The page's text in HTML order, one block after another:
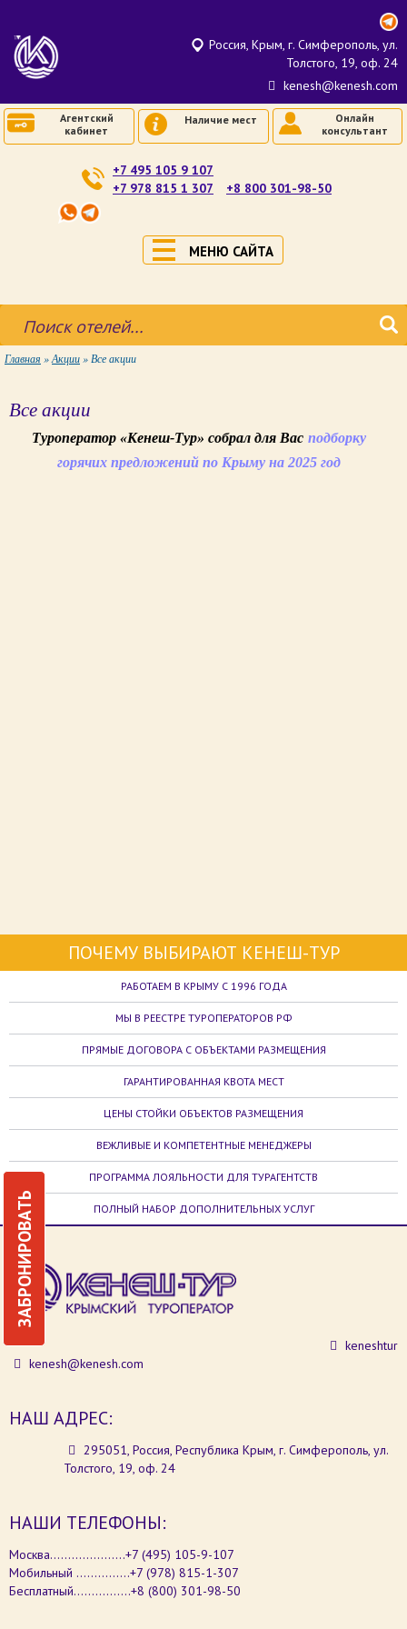
Россия, Крым, г. Симферополь, ул.
Толстого, 19, оф. 24
kenesh@kenesh.com
Агентский
кабинет
Наличие мест
Онлайн
консультант
+7 495 105 9 107
+7 978 815 1 307
+8 800 301-98-50
МЕНЮ САЙТА
Главная »Акции » Все акции
ЗАБРОНИРОВАТЬ
Все акции
Туроператор «Кенеш-Тур» собрал для Вас подборку
горячих предложений по Крыму на 2025 год
ПОЧЕМУ ВЫБИРАЮТ КЕНЕШ-ТУР
РАБОТАЕМ В КРЫМУ С 1996 ГОДА
МЫ В РЕЕСТРЕ ТУРОПЕРАТОРОВ РФ
ПРЯМЫЕ ДОГОВОРА С ОБЪЕКТАМИ РАЗМЕЩЕНИЯ
ГАРАНТИРОВАННАЯ КВОТА МЕСТ
ЦЕНЫ СТОЙКИ ОБЪЕКТОВ РАЗМЕЩЕНИЯ
ВЕЖЛИВЫЕ И КОМПЕТЕНТНЫЕ МЕНЕДЖЕРЫ
ПРОГРАММА ЛОЯЛЬНОСТИ ДЛЯ ТУРАГЕНТСТВ
ПОЛНЫЙ НАБОР ДОПОЛНИТЕЛЬНЫХ УСЛУГ
keneshtur
kenesh@kenesh.com
НАШ АДРЕС:
295051, Россия, Республика Крым, г. Симферополь, ул.
Толстого, 19, оф. 24
НАШИ ТЕЛЕФОНЫ:
Москва.....................+7 (495) 105-9-107
Мобильный ...............+7 (978) 815-1-307
Бесплатный................+8 (800) 301-98-50